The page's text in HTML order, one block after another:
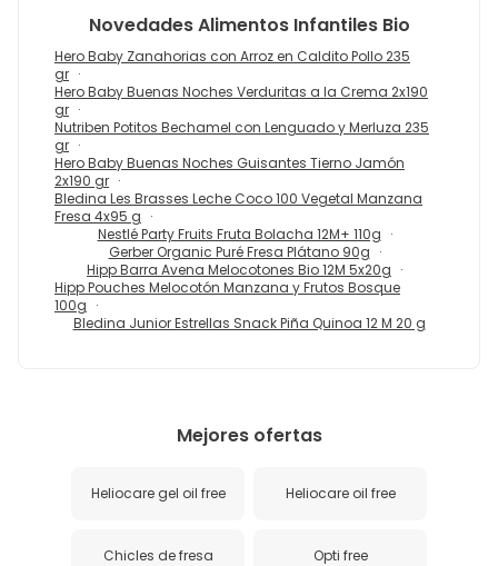
NovedadesAlimentos Infantiles Bio
Hero Baby Zanahorias con Arroz en Caldito Pollo 235
gr
Hero Baby Buenas Noches Verduritas a la Crema 2x190
gr
Nutriben Potitos Bechamel con Lenguado y Merluza 235
gr
Hero Baby Buenas Noches Guisantes Tierno Jamón
2x190 gr
Bledina Les Brasses Leche Coco 100 Vegetal Manzana
Fresa 4x95 g
Nestlé Party Fruits Fruta Bolacha 12M+ 110g
Gerber Organic Puré Fresa Plátano 90g
Hipp Barra Avena Melocotones Bio 12M 5x20g
Hipp Pouches Melocotón Manzana y Frutos Bosque
100g
Bledina Junior Estrellas Snack Piña Quinoa 12 M 20 g
Mejores ofertas
Heliocare gel oil free Heliocare oil free
Chicles de fresa Opti free